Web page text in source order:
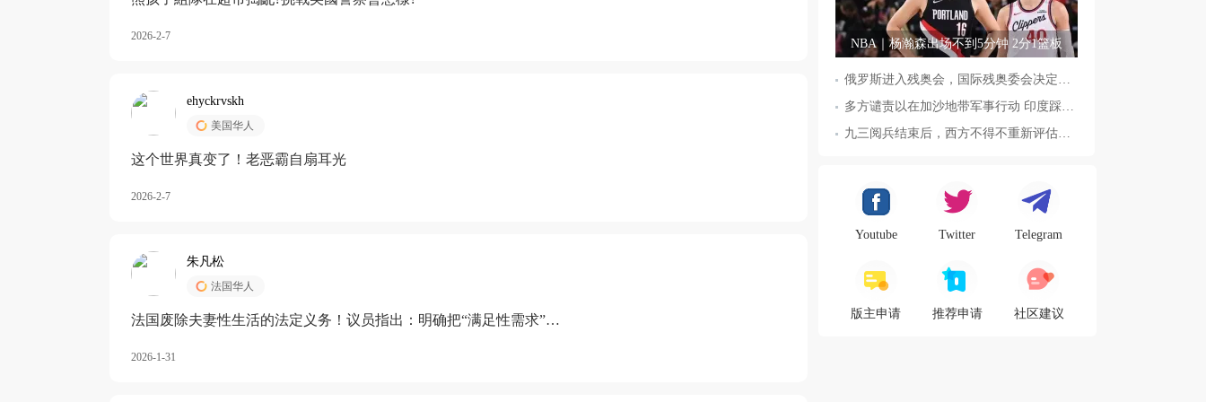
2026-2-7
ehyckrvskh
美国华人
这个世界真变了！老恶霸自扇耳光
2026-2-7
朱凡松
法国华人
法国废除夫妻性生活的法定义务！议员指出：明确把“满足性需求”排
2026-1-31
NBA｜杨瀚森出场不到5分钟 2分1篮板
Youtube Twitter Telegram
版主申请 推荐申请 社区建议